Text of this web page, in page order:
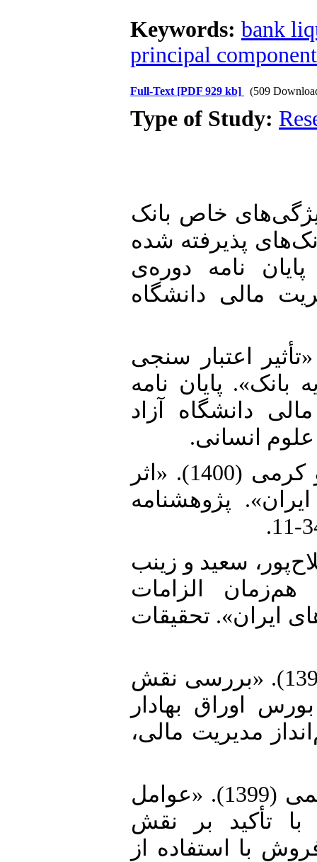
Keywords: bank
principal
Full-Text [PDF 929 kb] (509
Type of Study:
«تأثیر ویژگی‌های خاص بانک
پذیرفته شده
نامه دوره‌ی
مالی دانشگاه
عراقی، مهدی (1400). «تأثیر اعتبار سنجی
پایان نامه
دانشگاه آزاد
انسانی.
3. اسماعیل‌‌پور مقدم، هادی و آرزو کرمی (1400). «اثر
پژوهشنامه
سعید و زینب
هم‌زمان الزامات
ایران». تحقیقات
5. تهرانی، رضا و جمشید بیگدلو (1399). «بررسی نقش
اوراق بهادار
مدیریت مالی،
6. تزوال، امیرحسین و مریم ابراهیمی (1399). «عوامل
با تأکید بر نقش
با استفاده از